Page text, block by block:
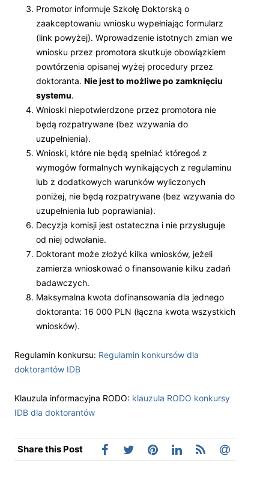
Promotor informuje Szkołę Doktorską o
zaakceptowaniu wniosku wypełniając formularz
(link powyżej). Wprowadzenie istotnych zmian we
wniosku przez promotora skutkuje obowiązkiem
powtórzenia opisanej wyżej procedury przez
doktoranta. Nie jest to możliwe po zamknięciu
systemu.
Wnioski niepotwierdzone przez promotora nie
będą rozpatrywane (bez wzywania do
uzupełnienia).
Wnioski, które nie będą spełniać któregoś z
wymogów formalnych wynikających z regulaminu
lub z dodatkowych warunków wyliczonych
poniżej, nie będą rozpatrywane (bez wzywania do
uzupełnienia lub poprawiania).
Decyzja komisji jest ostateczna i nie przysługuje
od niej odwołanie.
Doktorant może złożyć kilka wniosków, jeżeli
zamierza wnioskować o finansowanie kilku zadań
badawczych.
Maksymalna kwota dofinansowania dla jednego
doktoranta: 16 000 PLN (łączna kwota wszystkich
wniosków).
Regulamin konkursu: Regulamin konkursów dla
doktorantów IDB
Klauzula informacyjna RODO: klauzula RODO konkursy
IDB dla doktorantów
Share this Post